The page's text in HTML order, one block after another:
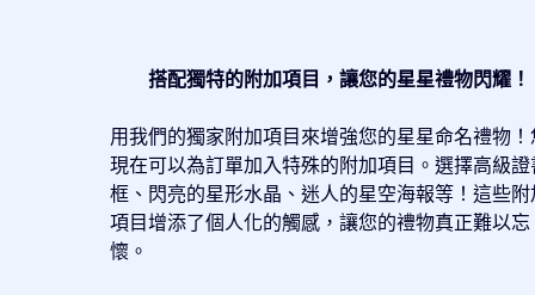
搭配獨特的附加項目，讓您的星星禮物閃耀！
用我們的獨家附加項目來增強您的星星命名禮物！
現在可以為訂單加入特殊的附加項目。選擇高級證
框、閃亮的星形水晶、迷人的星空海報等！這些附
項目增添了個人化的觸感，讓您的禮物真正難以忘
懷。